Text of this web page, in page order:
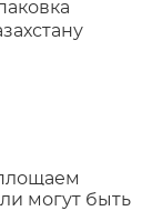
могут быть